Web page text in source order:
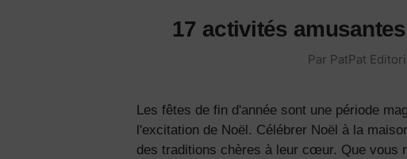
17 activités
Par PatPat
Les fêtes de fin d'année sont une période
l'excitation de Noël. Célébrer Noël à la
des traditions chères à leur cœur. Que vous